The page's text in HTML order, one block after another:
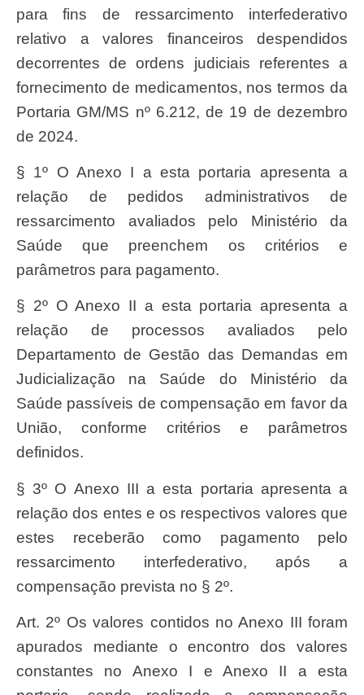
para fins de ressarcimento interfederativo
relativo a valores financeiros despendidos
decorrentes de ordens judiciais referentes a
fornecimento de medicamentos, nos termos da
Portaria GM/MS nº 6.212, de 19 de dezembro
de 2024.
§ 1º O Anexo I a esta portaria apresenta a
relação de pedidos administrativos de
ressarcimento avaliados pelo Ministério da
Saúde que preenchem os critérios e
parâmetros para pagamento.
§ 2º O Anexo II a esta portaria apresenta a
relação de processos avaliados pelo
Departamento de Gestão das Demandas em
Judicialização na Saúde do Ministério da
Saúde passíveis de compensação em favor da
União, conforme critérios e parâmetros
definidos.
§ 3º O Anexo III a esta portaria apresenta a
relação dos entes e os respectivos valores que
estes receberão como pagamento pelo
ressarcimento interfederativo, após a
compensação prevista no § 2º.
Art. 2º Os valores contidos no Anexo III foram
apurados mediante o encontro dos valores
constantes no Anexo I e Anexo II a esta